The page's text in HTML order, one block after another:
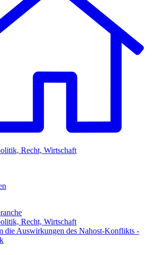
Recht, Wirtschaft
Recht, Wirtschaft
die Auswirkungen des Nahost-Konflikts -